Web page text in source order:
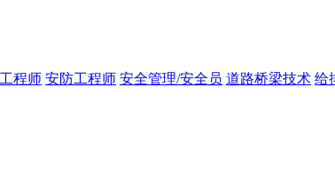
程师 安防工程师 安全管理/安全员 道路桥梁技术 给